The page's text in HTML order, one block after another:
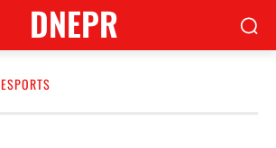
DNEPR
ESPORTS